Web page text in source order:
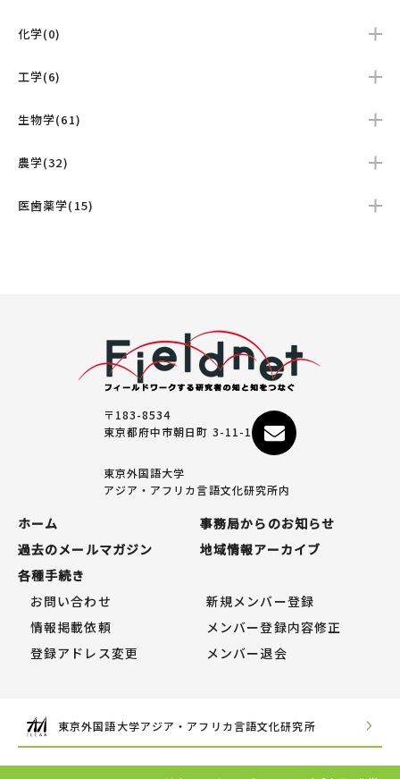
化学(0)
工学(6)
生物学(61)
農学(32)
医歯薬学(15)
〒183-8534
東京都府中市朝日町 3-11-1
東京外国語大学
アジア・アフリカ言語文化研究所内
ホーム
事務局からのお知らせ
過去のメールマガジン
地域情報アーカイブ
各種手続き
お問い合わせ
新規メンバー登録
情報掲載依頼
メンバー登録内容修正
登録アドレス変更
メンバー退会
東京外国語大学アジア・アフリカ言語文化研究所